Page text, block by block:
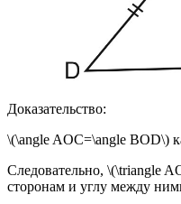
Доказательство:
\(\angle AOC=\angle BOD\)
Следовательно, \(\triangle
сторонам и углу между